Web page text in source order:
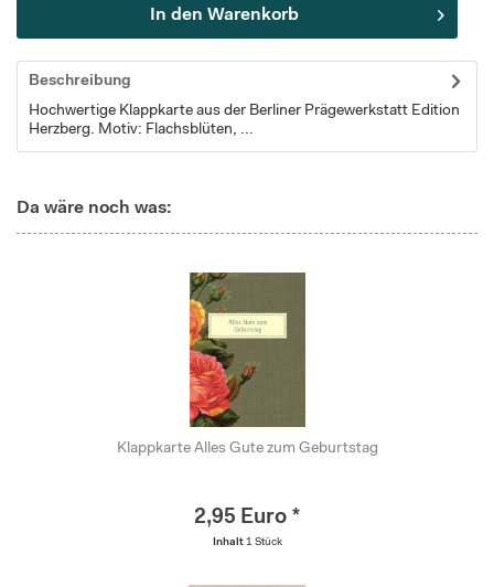
In den Warenkorb
Beschreibung
Hochwertige Klappkarte aus der Berliner Prägewerkstatt Edition
Herzberg. Motiv: Flachsblüten, ...
Da wäre noch was:
Klappkarte Alles Gute zum Geburtstag
2,95 Euro *
Inhalt 1 Stück